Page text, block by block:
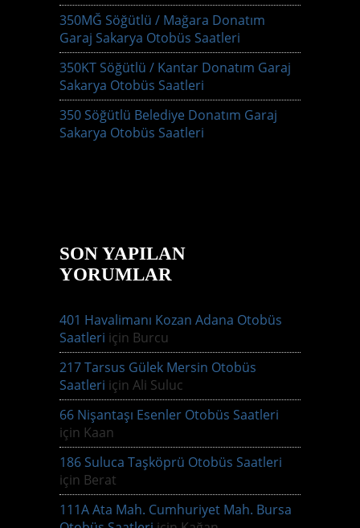
350MĞ Söğütlü / Mağara Donatım
Garaj Sakarya Otobüs Saatleri
350KT Söğütlü / Kantar Donatım Garaj
Sakarya Otobüs Saatleri
350 Söğütlü Belediye Donatım Garaj
Sakarya Otobüs Saatleri
SON YAPILAN
YORUMLAR
401 Havalimanı Kozan Adana Otobüs
Saatleri için Burcu
217 Tarsus Gülek Mersin Otobüs
Saatleri için Ali Suluc
66 Nişantaşı Esenler Otobüs Saatleri
için Kaan
186 Suluca Taşköprü Otobüs Saatleri
için Berat
111A Ata Mah. Cumhuriyet Mah. Bursa